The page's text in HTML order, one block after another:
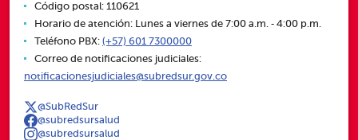
Código postal: 110621
Horario de atención: Lunes a viernes de 7:00 a.m. ‑ 4:00 p.m.
Teléfono PBX: (+57) 601 7300000
Correo de notificaciones judiciales:
notificacionesjudiciales@subredsur.gov.co
@SubRedSur
@subredsursalud
@subredsursalud